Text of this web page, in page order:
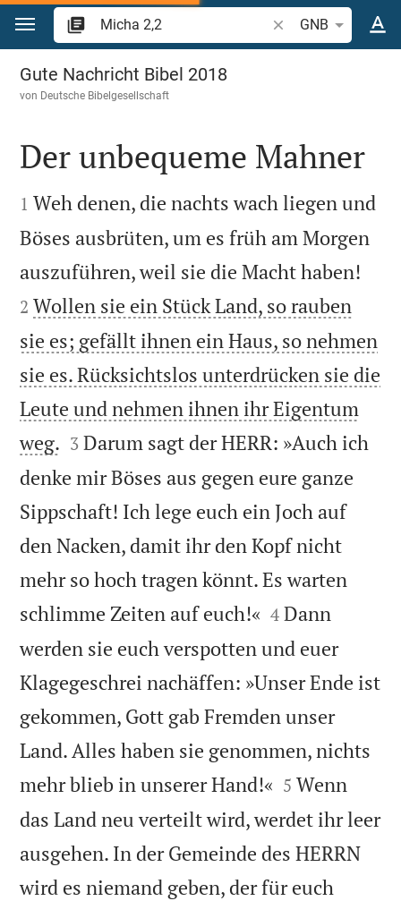
Zum Inhalt springen
Bibelstelle oder
GNB
Micha 2
Gute Nachricht Bibel 2018
von Deutsche Bibelgesellschaft

Der unbequeme Mahner

1 Weh denen, die nachts wach liegen und
Böses ausbrüten, um es früh am Morgen
auszuführen, weil sie die Macht haben!
2 Wollen sie ein Stück Land, so rauben
sie es; gefällt ihnen ein Haus, so nehmen
sie es. Rücksichtslos unterdrücken sie die
Leute und nehmen ihnen ihr Eigentum
weg. 

3 Darum sagt der HERR: »Auch ich
denke mir Böses aus gegen eure ganze
Sippschaft! Ich lege euch ein Joch auf
den Nacken, damit ihr den Kopf nicht
mehr so hoch tragen könnt. Es warten
schlimme Zeiten auf euch!« 

4 Dann
werden sie euch verspotten und euer
Klagegeschrei nachäffen: »Unser Ende ist
gekommen, Gott gab Fremden unser
Land. Alles haben sie genommen, nichts
mehr blieb in unserer Hand!« 

5 Wenn
das Land neu verteilt wird, werdet ihr leer
ausgehen. In der Gemeinde des HERRN
wird es niemand geben, der für euch